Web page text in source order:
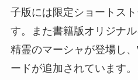
子版には限定ショートス
す。また書籍版オリジナ
精霊のマーシャが登場し
ードが追加されています